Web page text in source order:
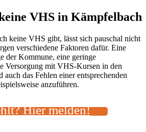
VHS in Kämpfelbach
keine VHS gibt, lässt sich pauschal nicht
verschiedene Faktoren dafür. Eine
der Kommune, eine geringe
Versorgung mit VHS-Kursen in den
auch das Fehlen einer entsprechenden
anzuführen.
Hier melden!